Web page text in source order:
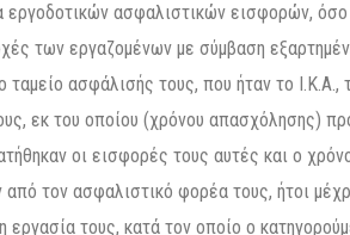
εργοδοτικών ασφαλιστικών εισφορών,
των εργαζομένων με σύμβαση
ασφάλισής τους, που ήταν το Ι.Κ.Α.,
εκ του οποίου (χρόνου απασχόλησης)
οι εισφορές τους αυτές και ο
τον ασφαλιστικό φορέα τους, ήτοι
εργασία τους, κατά τον οποίο ο